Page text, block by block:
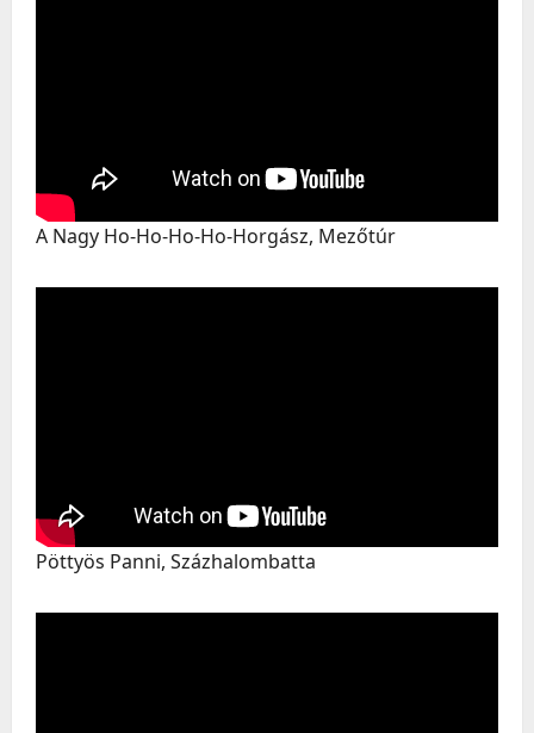
A Nagy Ho-Ho-Ho-Ho-Horgász, Mezőtúr
Pöttyös Panni, Százhalombatta